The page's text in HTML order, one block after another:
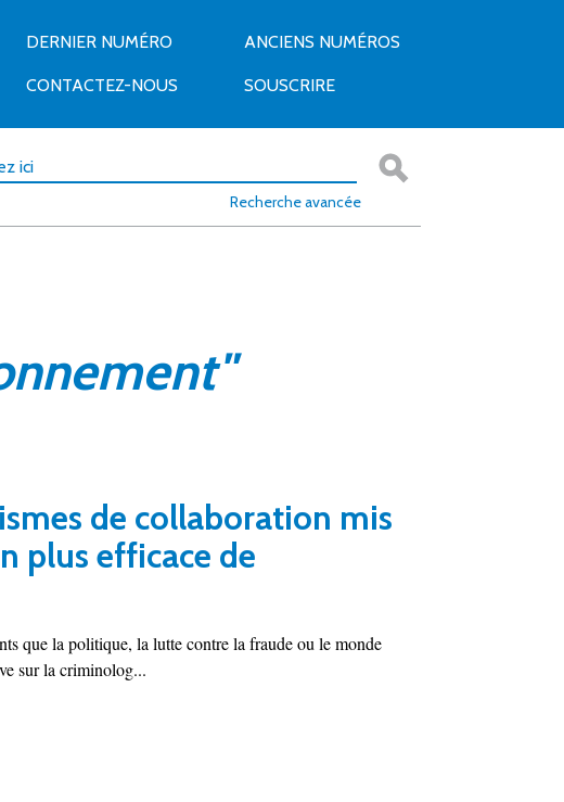
DERNIER NUMÉRO ANCIENS NUMÉROS
CONTACTEZ-NOUS SOUSCRIRE
Recherche avancée
de collaboration mis
plus efficace de
que la politique, la lutte contre la fraude ou le monde
sur la criminolog...